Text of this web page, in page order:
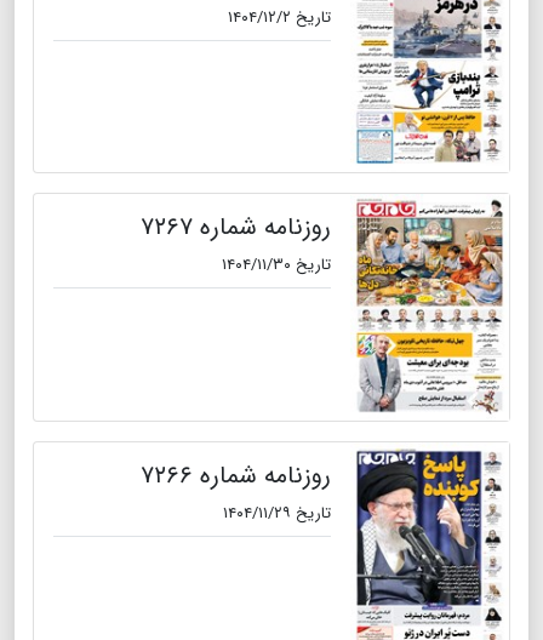
تاریخ ۱۴۰۴/۱۲/۲
روزنامه شماره ۷۲۶۷
تاریخ ۱۴۰۴/۱۱/۳۰
روزنامه شماره ۷۲۶۶
تاریخ ۱۴۰۴/۱۱/۲۹